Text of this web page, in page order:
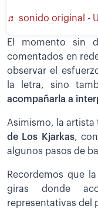
♬ sonido original -
El momento sin
comentados en
observar el
la letra, sino
acompañarla a
Asimismo, la artista
de Los Kjarkas,
algunos pasos de
Recordemos que
giras donde
representativas del